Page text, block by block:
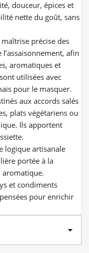
douceur, épices et
nette du goût, sans
précise des
afin
aromatiques et
utilisées avec
pour le masquer.
aux accords salés
plats végétariens ou
Ils apportent
logique artisanale
portée à la
aromatique.
et condiments
pour enrichir
